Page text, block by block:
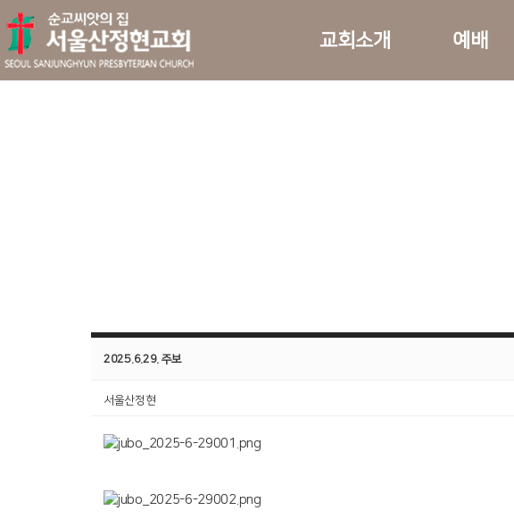
교회소개 예배
2025.6.29. 주보
서울산정현